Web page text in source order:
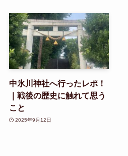
中氷川神社へ行ったレポ！
｜戦後の歴史に触れて思う
こと
2025年9月12日